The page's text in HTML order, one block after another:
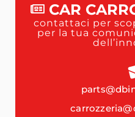
CAR
contattaci per
per la tua